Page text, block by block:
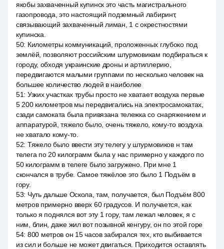
якобы захваченный купинск это часть магистрального
газопровода, это настоящий подземный лабиринт,
связывающий захваченный лиман, 1 с окрестностями
купинска.
50: Километры коммуникаций, проложенных глубоко под
землёй, позволяют российским штурмовикам подбираться к
городу, обходя украинские дроны и артиллерию,
передвигаются малыми группами по несколько человек на
большее количество людей в наиболее
51: Узких участках трубы просто не хватает воздуха первые
5 200 километров мы передвигались на электросамокатах,
сзади самоката была привязана тележка со снаряжением и
аппаратурой, тяжело было, очень тяжело, кому-то воздуха
не хватало кому-то.
52: Тяжело было ввести эту телегу у штурмовиков н там
телега по 20 килограмм была у нас примерно у каждого по
50 килограмм в телеге было загружено. При мне 1
скончался в трубе. Самое тяжёлое это было 1 Подъём в
гору.
53: Чуть дальше Оскола, там, получается, был Подъём 800
метров примерно вверх 60 градусов. И получается, как
только я поднялся вот эту 1 гору, там лежал человек, я с
ним, блин, даже жил вот позывной кенгуру, он по этой горе
54: 800 метров он 15 часов забирался тех, кто выбивается
из сил и больше не может двигаться. Приходится оставлять